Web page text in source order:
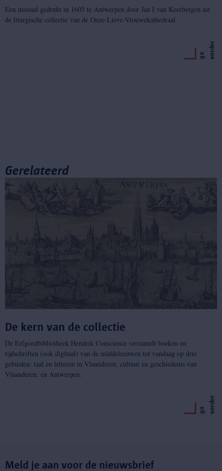
Een missaal gedrukt in 1605 te Antwerpen door Jan I van Keerbergen uit
de liturgische collectie van de Onze-Lieve-Vrouwekathedraal.
g
a
v
e
r
d
e r
Gerelateerd
De kern van de collectie
De Erfgoedbibliotheek Hendrik Conscience verzamelt boeken en
tijdschriften (ook digitaal) van de middeleeuwen tot vandaag op drie
gebieden: taal en letteren in Vlaanderen; cultuur en geschiedenis van
Vlaanderen; en Antwerpen.
g
a
v
e
r
d
e r
Meld je aan voor de nieuwsbrief